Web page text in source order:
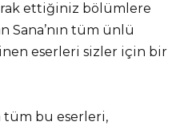
ettiğiniz bölümlere
Sana’nın tüm ünlü
eserleri sizler için bir
tüm bu eserleri,